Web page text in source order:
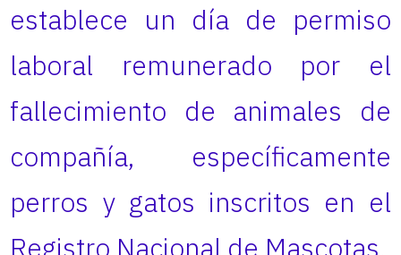
establece un día de permiso
laboral remunerado por el
fallecimiento de animales de
compañía, específicamente
perros y gatos inscritos en el
Registro Nacional de Mascotas.